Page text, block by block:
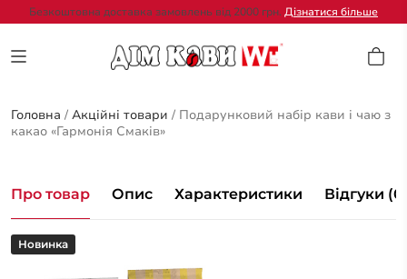
Безкоштовна доставка замовлень від 2000 грн. Дізнатися більше
Головна / Акційні товари / Подарунковий набір кави і чаю з
какао «Гармонія Смаків»
Про товар Опис Характеристики Відгуки
Новинка